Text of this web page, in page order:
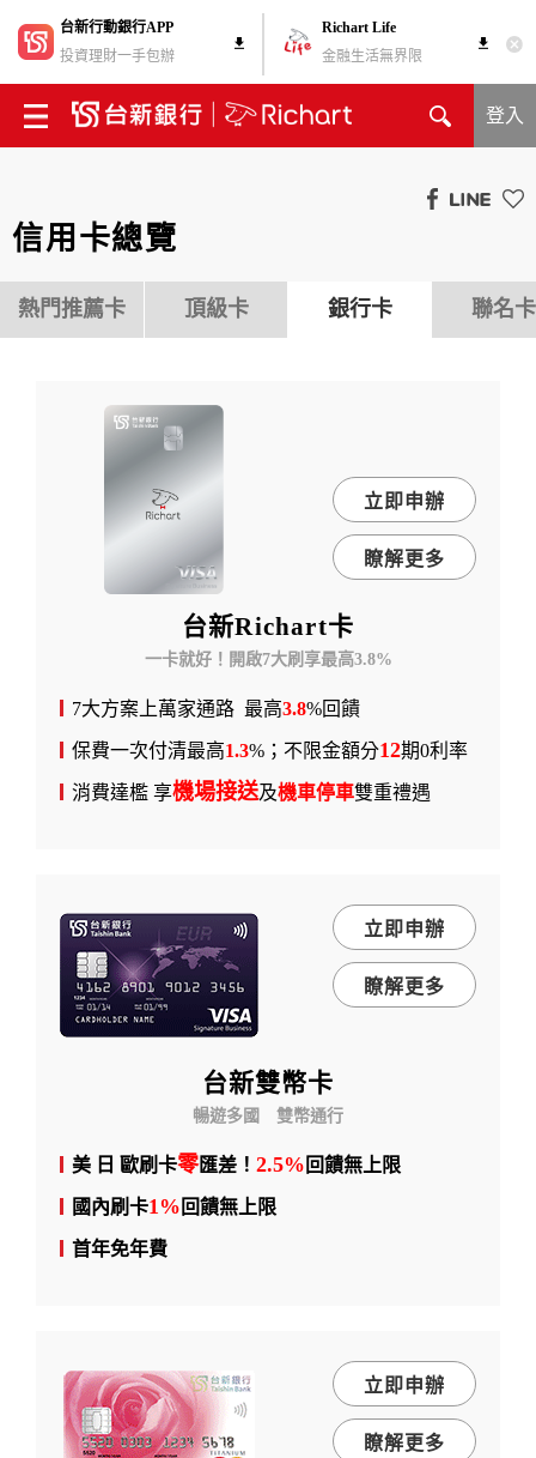
台新行動銀行APP
投資理財一手包辦
Richart Life
金融生活無界限
登入
信用卡總覽
熱門推薦卡 頂級卡 銀行卡 聯名卡
立即申辦
瞭解更多
台新Richart卡
一卡就好！開啟7大刷享最高3.8%
7大方案上萬家通路 最高3.8%回饋
保費一次付清最高1.3%；不限金額分12期0利率
消費達檻 享機場接送及機車停車雙重禮遇
立即申辦
瞭解更多
台新雙幣卡
暢遊多國 雙幣通行
美 日 歐刷卡零匯差！ 2.5% 回饋無上限
國內刷卡1% 回饋無上限
首年免年費
立即申辦
瞭解更多